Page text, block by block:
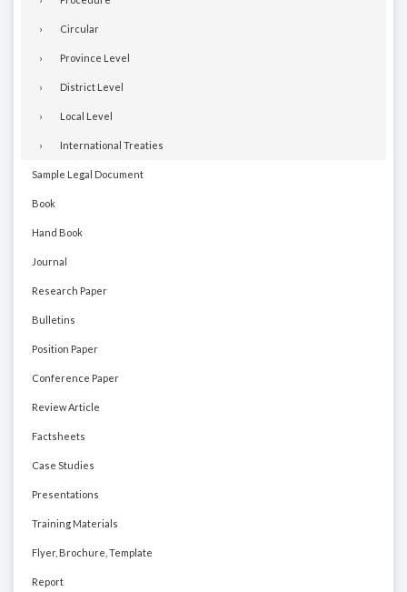
Circular
Province Level
District Level
Local Level
International Treaties
Sample Legal Document
Book
Hand Book
Journal
Research Paper
Bulletins
Position Paper
Conference Paper
Review Article
Factsheets
Case Studies
Presentations
Training Materials
Flyer, Brochure, Template
Report